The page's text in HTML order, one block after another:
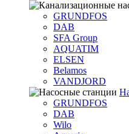
GRUNDFOS
DAB
SFA Group
AQUATIM
ELSEN
Belamos
VANDJORD
GRUNDFOS
DAB
Wilo